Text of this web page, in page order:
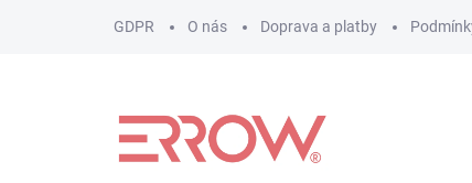
GDPR O nás Doprava a platby